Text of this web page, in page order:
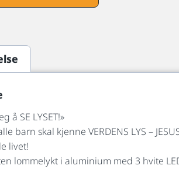
å SE LYSET!»
barn skal kjenne VERDENS LYS –
livet!
lommelykt i aluminium med 3 hvite